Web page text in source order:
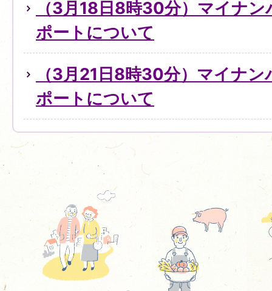
（3月18日8時30分）マイナ
ポートについて
（3月21日8時30分）マイナ
ポートについて